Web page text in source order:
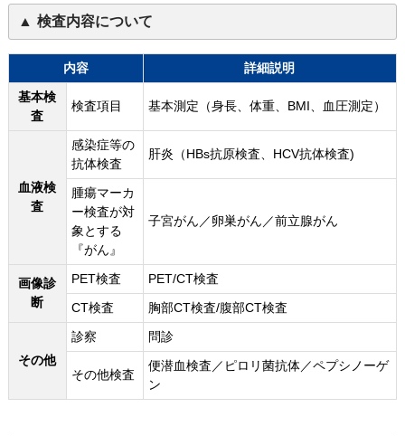
検査内容について
内容
詳細説明
基本検
査
検査項目 基本測定（身長、体重、BMI、血圧測定）
血液検
査
感染症等の
抗体検査
肝炎（HBs抗原検査、HCV抗体検査)
腫瘍マーカ
ー検査が対
象とする
『がん』
子宮がん／卵巣がん／前立腺がん
画像診
断
PET検査
PET/CT検査
CT検査
胸部CT検査/腹部CT検査
その他
診察 問診
その他検査
便潜血検査／ピロリ菌抗体／ペプシノーゲ
ン